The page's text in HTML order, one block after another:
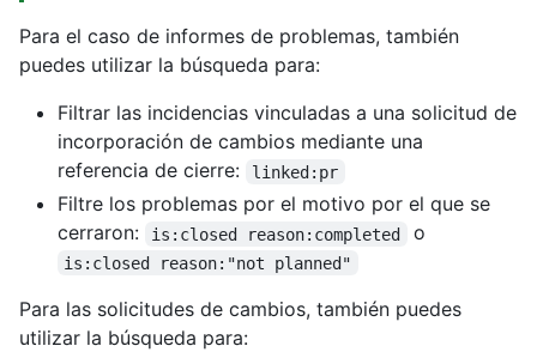
Para el caso de informes de problemas, también
puedes utilizar la búsqueda para:
Filtrar las incidencias vinculadas a una solicitud de
incorporación de cambios mediante una
referencia de cierre:
linked:pr
Filtre los problemas por el motivo por el que se
cerraron:
is:closed reason:completed o
is:closed reason:"not planned"
Para las solicitudes de cambios, también puedes
utilizar la búsqueda para: